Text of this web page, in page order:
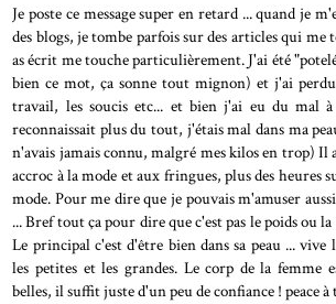
Je poste ce message super en retard ... quand je
des blogs, je tombe parfois sur des articles qui me
as écrit me touche particulièrement. J'ai été
bien ce mot, ça sonne tout mignon) et j'ai
travail, les soucis etc... et bien j'ai eu du mal
reconnaissait plus du tout, j'étais mal dans ma
n'avais jamais connu, malgré mes kilos en trop) Il
accroc à la mode et aux fringues, plus des heures
mode. Pour me dire que je pouvais m'amuser
... Bref tout ça pour dire que c'est pas le poids ou
Le principal c'est d'être bien dans sa peau ... vive
les petites et les grandes. Le corp de la femme
belles, il suffit juste d'un peu de confiance ! peace à